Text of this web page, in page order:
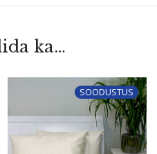
ka…
SOODUSTUS